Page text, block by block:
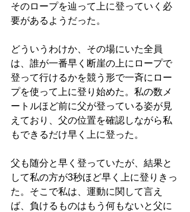
そのロープを辿って上に登っていく必
要があるようだった。
どういうわけか、その場にいた全員
は、誰が一番早く断崖の上にロープで
登って行けるかを競う形で一斉にロー
プを使って上に登り始めた。私の数メ
ートルほど前に父が登っている姿が見
えており、父の位置を確認しながら私
もできるだけ早く上に登った。
父も随分と早く登っていたが、結果と
して私の方が3秒ほど早く上に登りきっ
た。そこで私は、運動に関して言え
ば、負けるものはもう何もないと父に